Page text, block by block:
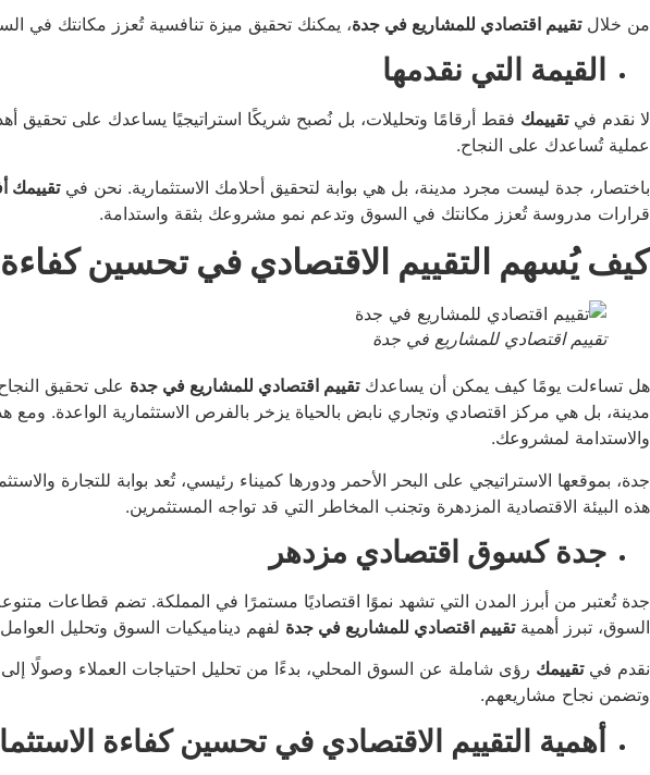
من خلالتقييم اقتصادي للمشاريع في جدة، يمكنك تحقيق ميزة تنافسية تُعزز مكانتك في
القيمة التي نقدمها
لا نقدم فيتقييمك فقط أرقامًا وتحليلات، بل نُصبح شريكًا استراتيجيًا يساعدك على تحقيق
عملية تُساعدك على النجاح.
باختصار، جدة ليست مجرد مدينة، بل هي بوابة لتحقيق أحلامك الاستثمارية. نحن فيتقييمك
قرارات مدروسة تُعزز مكانتك في السوق وتدعم نمو مشروعك بثقة واستدامة.
كيف يُسهم التقييم الاقتصادي في تحسين
تقييم اقتصادي للمشاريع في جدة
هل تساءلت يومًا كيف يمكن أن يساعدكتقييم اقتصادي للمشاريع في جدة على تحقيق
مدينة، بل هي مركز اقتصادي وتجاري نابض بالحياة يزخر بالفرص الاستثمارية الواعدة. ومع
والاستدامة لمشروعك.
جدة، بموقعها الاستراتيجي على البحر الأحمر ودورها كميناء رئيسي، تُعد بوابة للتجارة
هذه البيئة الاقتصادية المزدهرة وتجنب المخاطر التي قد تواجه المستثمرين.
جدة كسوق اقتصادي مزدهر
جدة تُعتبر من أبرز المدن التي تشهد نموًا اقتصاديًا مستمرًا في المملكة. تضم قطاعات متنوعة
السوق، تبرز أهميةتقييم اقتصادي للمشاريع في جدة لفهم ديناميكيات السوق وتحليل
نقدم فيتقييمك رؤى شاملة عن السوق المحلي، بدءًا من تحليل احتياجات العملاء وصولًا
وتضمن نجاح مشاريعهم.
أهمية التقييم الاقتصادي في تحسين كفاءة